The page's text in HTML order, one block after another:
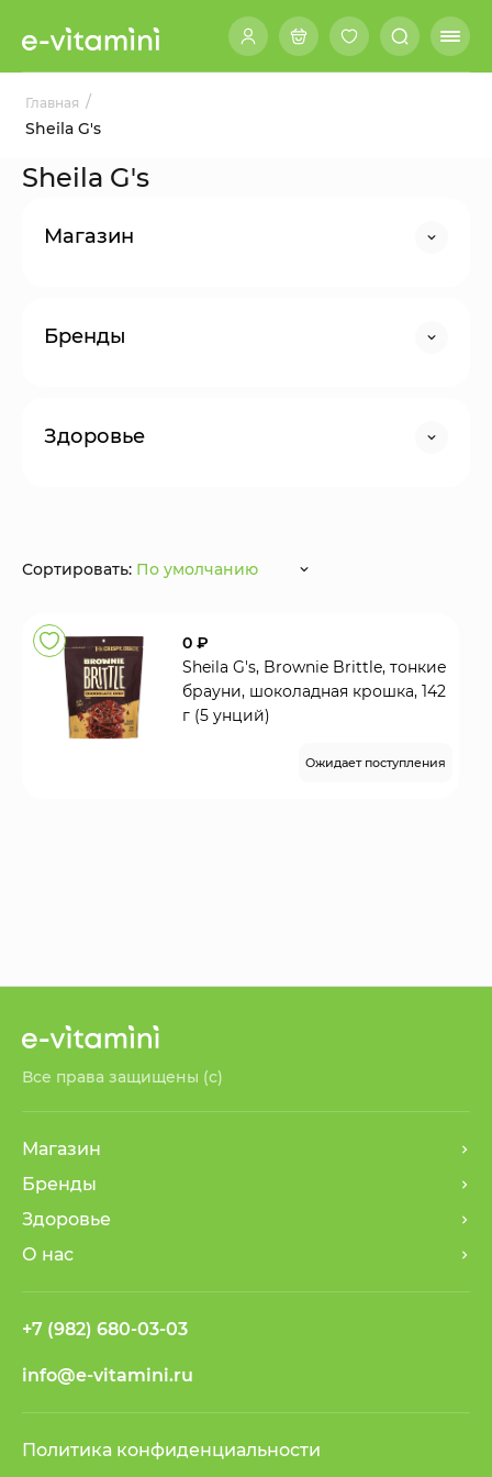
Главная /
Sheila G's
Sheila G's
Магазин
Бренды
Здоровье
Сортировать: По умолчанию
0 ₽
Sheila G's, Brownie Brittle, тонкие
брауни, шоколадная крошка, 142
г (5 унций)
Ожидает поступления
Все права защищены (с)
Магазин
Бренды
Здоровье
О нас
+7 (982) 680-03-03
info@e-vitamini.ru
Политика конфиденциальности